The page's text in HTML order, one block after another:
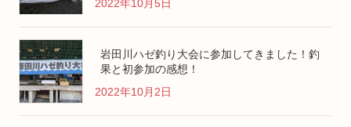
2022年10月5日
岩田川ハゼ釣り大会に参加してきました！釣
果と初参加の感想！
2022年10月2日